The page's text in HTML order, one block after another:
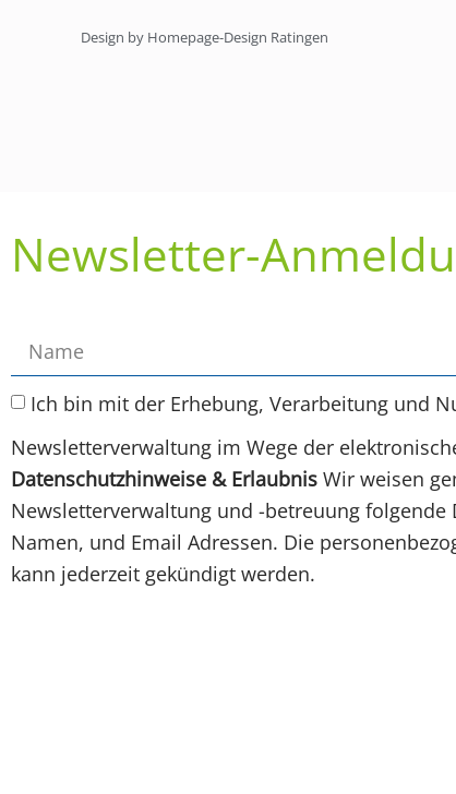
Design by Homepage-Design Ratingen
Newsletter-
Ich bin mit der Erhebung, Verarbeitung und
Newsletterverwaltung im Wege der
Datenschutzhinweise & Erlaubnis Wir weisen
Newsletterverwaltung und -betreuung
Namen, und Email Adressen. Die
kann jederzeit gekündigt werden.